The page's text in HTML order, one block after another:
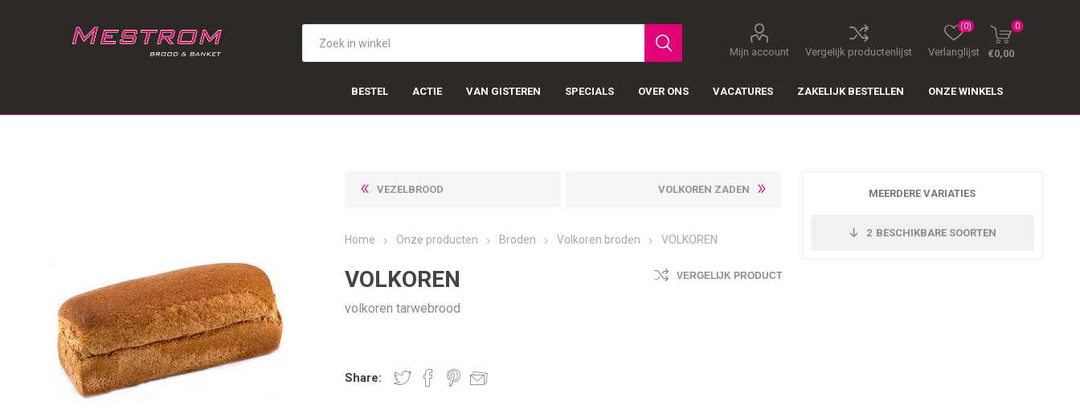
Mijn account Vergelijk productenlijst Verlanglijst
(0) 0
€0,00
BESTEL ACTIE VAN GISTEREN SPECIALS OVER ONS VACATURES ZAKELIJK BESTELLEN ONZE WINKELS
VEZELBROOD VOLKOREN ZADEN
Home Onze producten Broden Volkoren broden VOLKOREN
VOLKOREN
volkoren tarwebrood
VERGELIJK PRODUCT
MEERDERE VARIATIES
2 BESCHIKBARE SOORTEN
Share: